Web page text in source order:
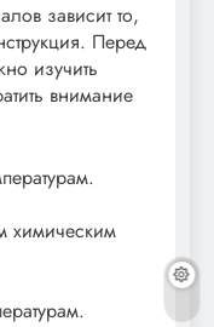
зависит то,
Перед
изучить
внимание
химическим